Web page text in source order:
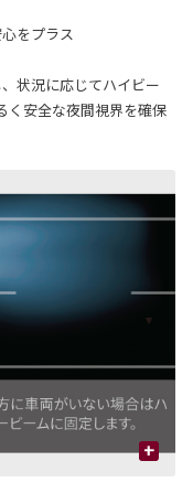
をプラス
状況に応じてハイビー
く安全な夜間視界を確保
+